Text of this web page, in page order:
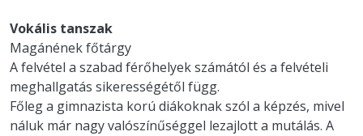
Vokális tanszak
Magánének főtárgy
A felvétel a szabad férőhelyek számától és a felvételi
meghallgatás sikerességétől függ.
Főleg a gimnazista korú diákoknak szól a képzés, mivel
náluk már nagy valószínűséggel lezajlott a mutálás. A